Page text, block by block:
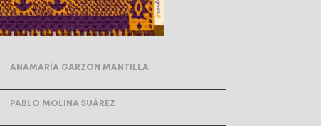
ANAMARÍA GARZÓN MANTILLA
PABLO MOLINA SUÁREZ